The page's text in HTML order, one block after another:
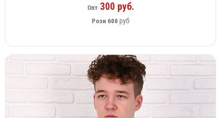
Опт300 руб.
Розн 600 руб